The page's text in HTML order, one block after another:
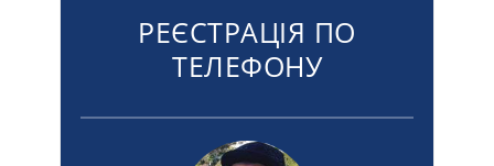
РЕЄСТРАЦІЯ ПО
ТЕЛЕФОНУ